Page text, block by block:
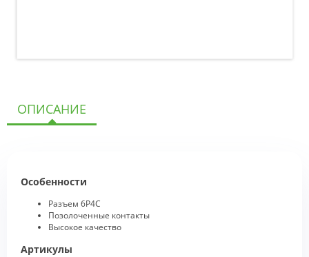
ОПИСАНИЕ
Особенности
Разъем 6P4C
Позолоченные контакты
Высокое качество
Артикулы